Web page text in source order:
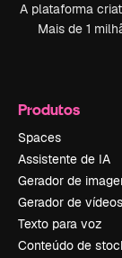
A plataforma
Mais de 1
Produtos
Spaces
Assistente de IA
Gerador de
Gerador de vídeos
Texto para voz
Conteúdo de